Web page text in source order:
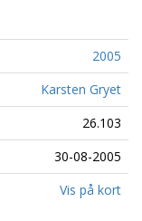
2005
Karsten Gryet
26.103
30-08-2005
Vis på kort